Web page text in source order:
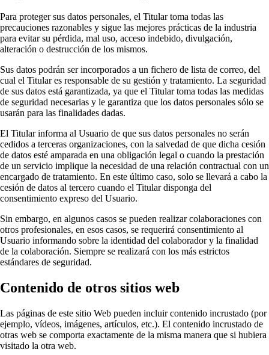
Para proteger sus datos personales, el Titular toma todas las
precauciones razonables y sigue las mejores prácticas de la industria
para evitar su pérdida, mal uso, acceso indebido, divulgación,
alteración o destrucción de los mismos.
Sus datos podrán ser incorporados a un fichero de lista de correo, del
cual el Titular es responsable de su gestión y tratamiento. La seguridad
de sus datos está garantizada, ya que el Titular toma todas las medidas
de seguridad necesarias y le garantiza que los datos personales sólo se
usarán para las finalidades dadas.
El Titular informa al Usuario de que sus datos personales no serán
cedidos a terceras organizaciones, con la salvedad de que dicha cesión
de datos esté amparada en una obligación legal o cuando la prestación
de un servicio implique la necesidad de una relación contractual con un
encargado de tratamiento. En este último caso, solo se llevará a cabo la
cesión de datos al tercero cuando el Titular disponga del
consentimiento expreso del Usuario.
Sin embargo, en algunos casos se pueden realizar colaboraciones con
otros profesionales, en esos casos, se requerirá consentimiento al
Usuario informando sobre la identidad del colaborador y la finalidad
de la colaboración. Siempre se realizará con los más estrictos
estándares de seguridad.
Contenido de otros sitios web
Las páginas de este sitio Web pueden incluir contenido incrustado (por
ejemplo, vídeos, imágenes, artículos, etc.). El contenido incrustado de
otras web se comporta exactamente de la misma manera que si hubiera
visitado la otra web.